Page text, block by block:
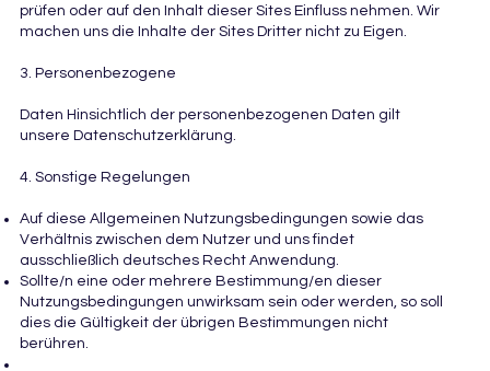
prüfen oder auf den Inhalt dieser Sites Einfluss nehmen. Wir
machen uns die Inhalte der Sites Dritter nicht zu Eigen.
3. Personenbezogene
Daten Hinsichtlich der personenbezogenen Daten gilt
unsere Datenschutzerklärung.
4. Sonstige Regelungen
Auf diese Allgemeinen Nutzungsbedingungen sowie das
Verhältnis zwischen dem Nutzer und uns findet
ausschließlich deutsches Recht Anwendung.
Sollte/n eine oder mehrere Bestimmung/en dieser
Nutzungsbedingungen unwirksam sein oder werden, so soll
dies die Gültigkeit der übrigen Bestimmungen nicht
berühren.